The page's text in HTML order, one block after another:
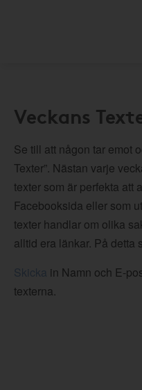
Veckans
Se till att någon tar emot
Texter”. Nästan varje
texter som är perfekta att
Facebooksida eller som
texter handlar om olika
alltid era länkar. På detta
Skicka in Namn och E-
texterna.